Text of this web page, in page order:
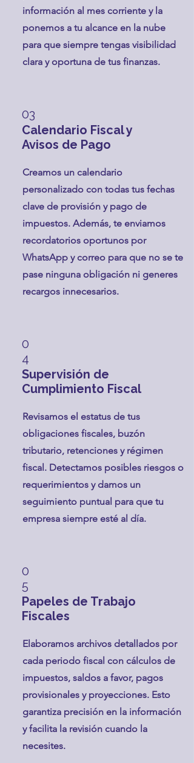
información al mes corriente y la
ponemos a tu alcance en la nube
para que siempre tengas visibilidad
clara y oportuna de tus finanzas.
03
Calendario Fiscal y
Avisos de Pago
Creamos un calendario
personalizado con todas tus fechas
clave de provisión y pago de
impuestos. Además, te enviamos
recordatorios oportunos por
WhatsApp y correo para que no se te
pase ninguna obligación ni generes
recargos innecesarios.
0
4
Supervisión de
Cumplimiento Fiscal
Revisamos el estatus de tus
obligaciones fiscales, buzón
tributario, retenciones y régimen
fiscal. Detectamos posibles riesgos o
requerimientos y damos un
seguimiento puntual para que tu
empresa siempre esté al día.
0
5
Papeles de Trabajo
Fiscales
Elaboramos archivos detallados por
cada periodo fiscal con cálculos de
impuestos, saldos a favor, pagos
provisionales y proyecciones. Esto
garantiza precisión en la información
y facilita la revisión cuando la
necesites.